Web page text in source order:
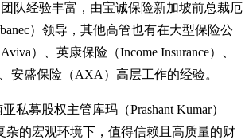
团队经验丰富，由宝诚保险新加坡前总裁厄
）领导，其他高管也有在大型保险公
）、英康保险（Income Insurance）、
安盛保险（AXA）高层工作的经验。
私募股权主管库玛（Prashant Kumar）
杂的宏观环境下，值得信赖且高质量的财